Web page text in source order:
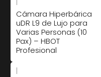
Cámara Hiperbárica
uDR L9 de Lujo para
Varias Personas (10
Pax) – HBOT
Profesional